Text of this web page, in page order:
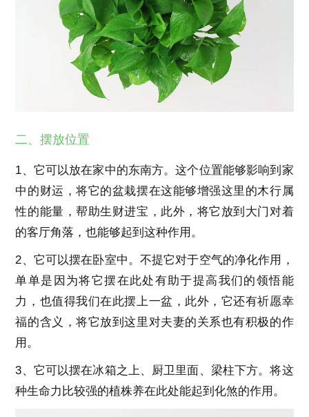
二、摆放位置
1、它可以放在家中的东南方。这个位置能够影响到家
中的财运，将它的盆栽摆在这能够增强这里的木行属
性的能量，帮助生财进宝，此外，将它放到大门对着
的客厅角落，也能够起到这种作用。
2、它可以摆在卧室中。不提它对于空气的净化作用，
单单是因为将它摆在此处有助于提高我们的领悟能
力，也值得我们在此摆上一盆，此外，它还有祈愿幸
福的含义，将它放到这里对夫妻的关系也有积极的作
用。
3、它可以摆在冰箱之上、厨卫里面、梁柱下方。将这
种生命力比较强的植株养在此处能起到化煞的作用。